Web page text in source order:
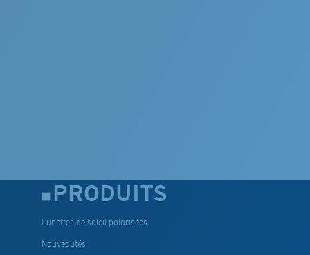
PRODUITS
Lunettes de soleil polarisées
Nouveautés